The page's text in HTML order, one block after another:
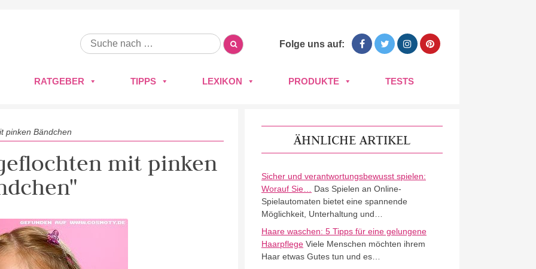
Folge uns auf:
RATGEBER TIPPS LEXIKON PRODUKTE TESTS
pinken Bändchen
mit pinken
ÄHNLICHE ARTIKEL
Sicher und verantwortungsbewusst spielen:
Worauf Sie…
Das Spielen an Online-
Spielautomaten bietet eine spannende
Möglichkeit, Unterhaltung und…
Haare waschen: 5 Tipps für eine gelungene
HaarpflegeViele Menschen möchten ihrem
Haar etwas Gutes tun und es…